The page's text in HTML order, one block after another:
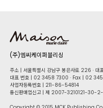
(주)엠씨케이퍼블리싱
주소 | 서울특별시 강남구 봉은사로 226 · 대
대표 번호 | 02 34​58 7300 · Fax | 02
사업자등록번호 | 211-86-5​4814
통신판매업신고 | 제 2007-3210121-30-